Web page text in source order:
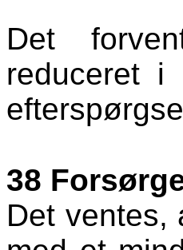
Det
reduceret
38
Det ventes,